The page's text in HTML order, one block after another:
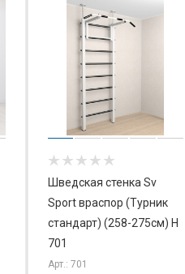
Шведская стенка Sv
Sport враспор (Турник
стандарт) (258-275см) Н
701
Арт.: 701